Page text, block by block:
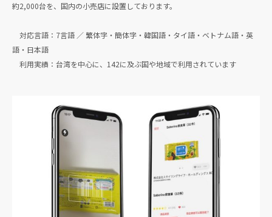
約2,000台を、国内の小売店に設置しております。
対応言語：7言語 ／ 繁体字・簡体字・韓国語・タイ語・ベトナム語・英
語・日本語
利用実績：台湾を中心に、142に及ぶ国や地域で利用されています